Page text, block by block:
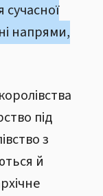
напрями,
під
з
й